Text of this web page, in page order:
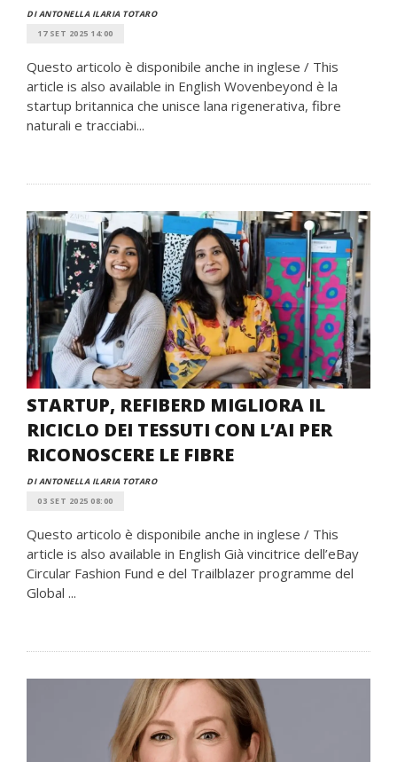
DI ANTONELLA ILARIA TOTARO
17 SET 2025 14:00
Questo articolo è disponibile anche in inglese / This
article is also available in English Wovenbeyond è la
startup britannica che unisce lana rigenerativa, fibre
naturali e tracciabi...
STARTUP, REFIBERD MIGLIORA IL
RICICLO DEI TESSUTI CON L’AI PER
RICONOSCERE LE FIBRE
DI ANTONELLA ILARIA TOTARO
03 SET 2025 08:00
Questo articolo è disponibile anche in inglese / This
article is also available in English Già vincitrice dell’eBay
Circular Fashion Fund e del Trailblazer programme del
Global ...